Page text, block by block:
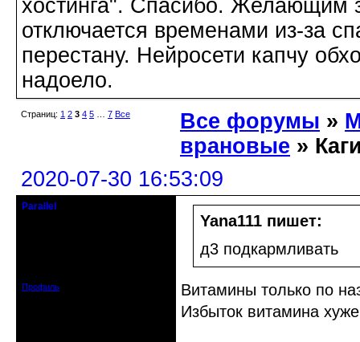
хостинга". Спасибо. Желающим
отключается временами из-за
перестану. Нейросети капчу
надоело.
Страниц: 1 2 3 4 5 7 Все Все форумы »
врановые »
2020-07-30 16:53:09
Parallel
Профиль
Yana111 пишет:
д3 подкармливать
Витамины только по
Избыток витамина